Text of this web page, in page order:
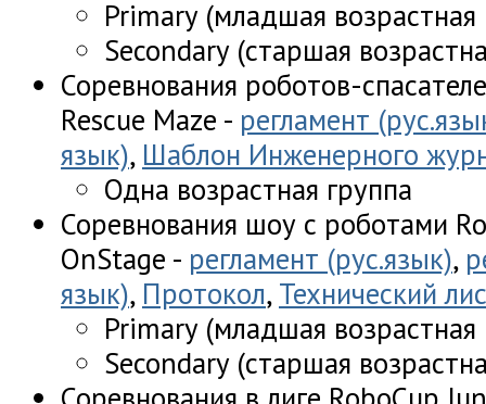
Primary (младшая возрастная
Secondary (старшая
Соревнования роботов-
Rescue Maze - регламент
язык), Шаблон Инженерного
Одна возрастная группа
Соревнования шоу с роботами
OnStage - регламент (рус.язык),
язык), Протокол, Технический
Primary (младшая возрастная
Secondary (старшая